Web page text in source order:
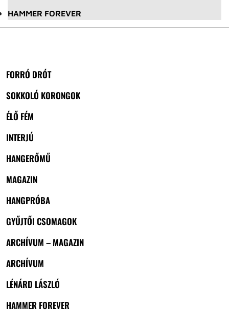
HAMMER FOREVER
FORRÓ DRÓT
SOKKOLÓ KORONGOK
ÉLŐ FÉM
INTERJÚ
HANGERŐMŰ
MAGAZIN
HANGPRÓBA
GYŰJTŐI CSOMAGOK
ARCHÍVUM – MAGAZIN
ARCHÍVUM
LÉNÁRD LÁSZLÓ
HAMMER FOREVER